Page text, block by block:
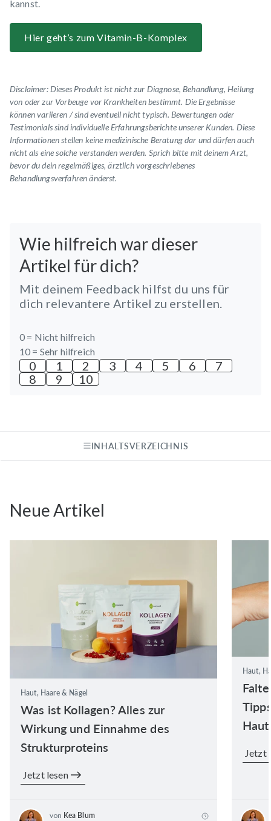
kannst.
Hier geht’s zum Vitamin-B-Komplex
Disclaimer: Dieses Produkt ist nicht zur Diagnose, Behandlung, Heilung
von oder zur Vorbeuge vor Krankheiten bestimmt. Die Ergebnisse
können variieren / sind eventuell nicht typisch. Bewertungen oder
Testimonialssind individuelle Erfahrungsberichte unserer Kunden. Diese
Informationen stellen keine medizinische Beratung dar und dürfen auch
nicht als eine solche verstanden werden. Sprich bitte mit deinem Arzt,
bevor du dein regelmäßiges, ärztlich vorgeschriebenes
Behandlungsverfahren änderst.
Wie hilfreich war dieser
Artikel für dich?
Mit deinem Feedback hilfst du uns für
dich relevantere Artikel zu erstellen.
0 = Nicht hilfreich
10 = Sehr hilfreich
0 1 2 3 4 5 6
7
8
9 10
INHALTSVERZEICHNIS
Neue Artikel
Haut, Haare & Nägel
Was ist Kollagen? Alles zur
Wirkung und Einnahme des
Strukturproteins
Jetzt lesen
von Kea Blum
Haut,
Jetzt